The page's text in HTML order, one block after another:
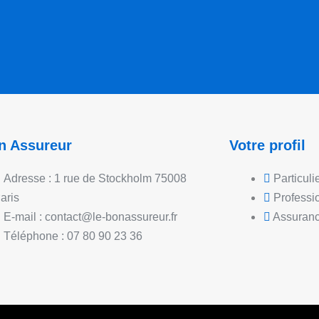
Assureur
Adresse : 1 rue de Stockholm 75008
E-mail : contact@le-bonassureur.fr
Téléphone : 07 80 90 23 36
Votre profil